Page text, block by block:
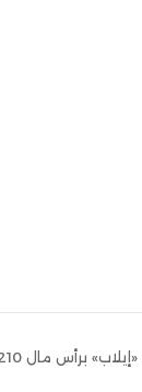
ملايين دولار– المؤشرات نت